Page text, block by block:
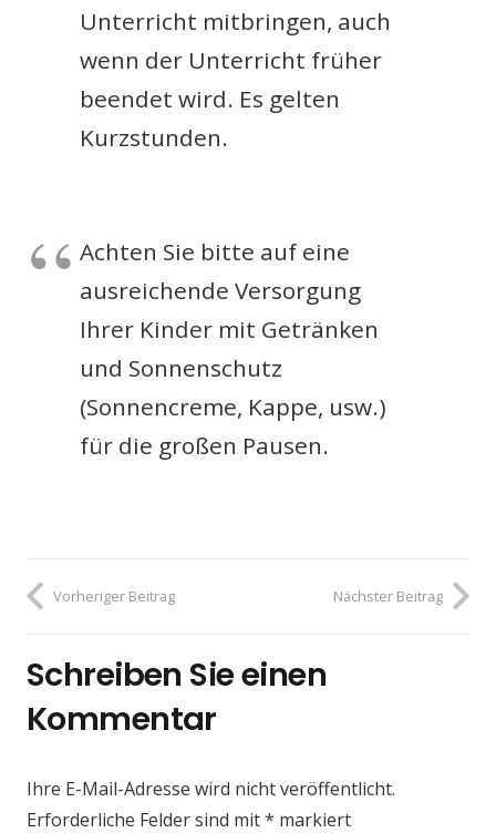
Unterricht mitbringen, auch
wenn der Unterricht früher
beendet wird. Es gelten
Kurzstunden.
Achten Sie bitte auf eine
ausreichende Versorgung
Ihrer Kinder mit Getränken
und Sonnenschutz
(Sonnencreme, Kappe, usw.)
für die großen Pausen.
Vorheriger Beitrag Nächster Beitrag
Schreiben Sie einen
Kommentar
Ihre E-Mail-Adresse wird nicht veröffentlicht.
Erforderliche Felder sind mit* markiert